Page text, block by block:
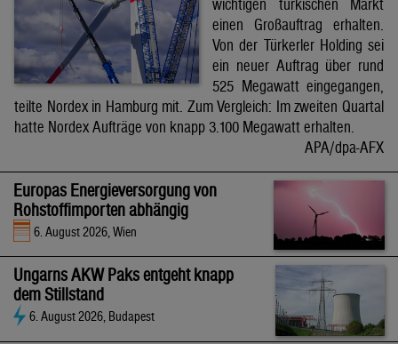
wichtigen türkischen Markt
einen Großauftrag erhalten.
Von der Türkerler Holding sei
ein neuer Auftrag über rund
525 Megawatt eingegangen,
teilte Nordex in Hamburg mit. Zum Vergleich: Im zweiten Quartal
hatte Nordex Aufträge von knapp 3.100 Megawatt erhalten.
APA/dpa-AFX
Europas Energieversorgung von
Rohstoffimporten abhängig
6. August 2026, Wien
Ungarns AKW Paks entgeht knapp
dem Stillstand
6. August 2026, Budapest